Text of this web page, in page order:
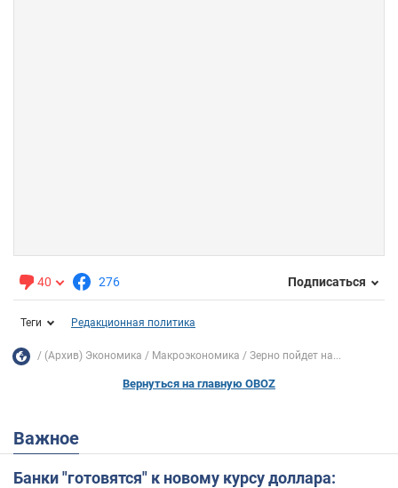
40 276 Подписаться
Теги Редакционная политика
(Архив) Экономика Mакроэкономика Зерно пойдет на...
Вернуться на главную OBOZ
Важное
Банки "готовятся" к новому курсу доллара: